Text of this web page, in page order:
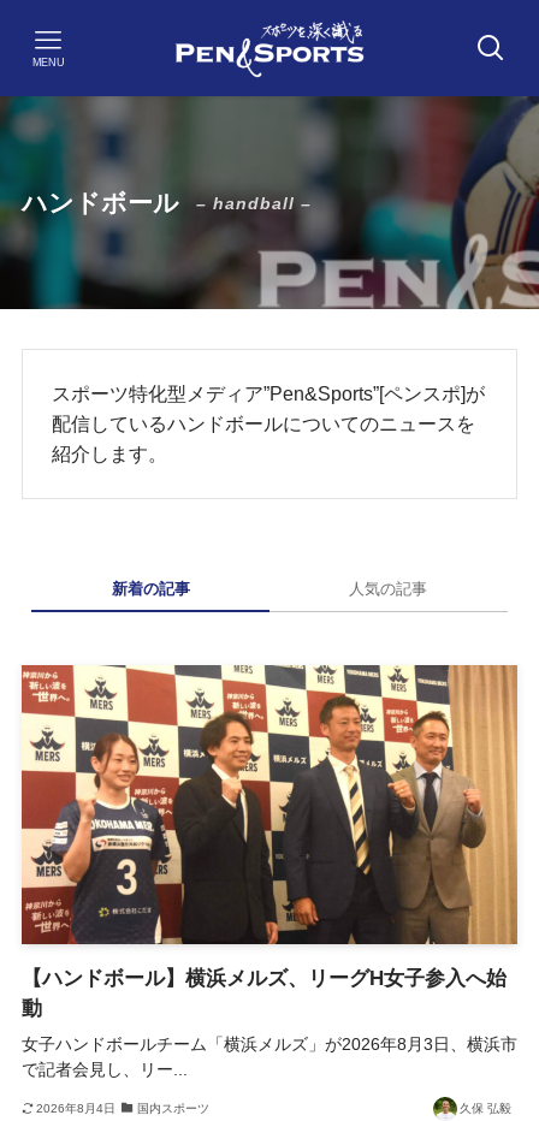
MENU
ハンドボール – handball –
スポーツ特化型メディア”Pen&Sports”[ペンスポ]が
配信しているハンドボールについてのニュースを
紹介します。
新着の記事 人気の記事
【ハンドボール】横浜メルズ、リーグH女子参入へ始
動
女子ハンドボールチーム「横浜メルズ」が2026年8月3日、横浜市
で記者会見し、リー...
2026年8月4日 国内スポーツ 久保 弘毅